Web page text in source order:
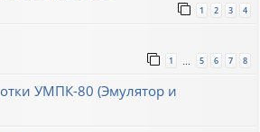
1 2 3 4
1 5 6 7 8
УМПК-80 (Эмулятор и